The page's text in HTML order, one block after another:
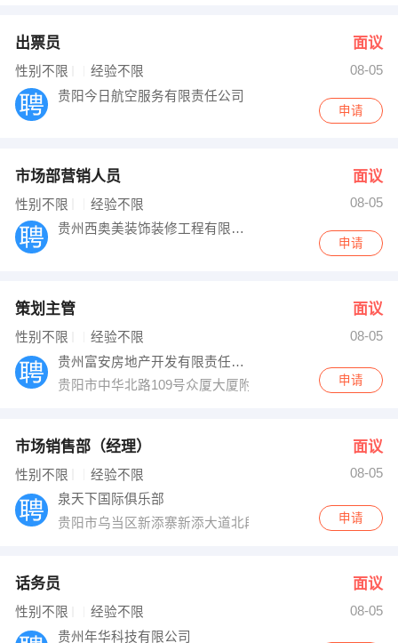
出票员 面议
性别不限 经验不限
08-05
贵阳今日航空服务有限责任公司
申请
市场部营销人员 面议
性别不限 经验不限
08-05
贵州西奥美装饰装修工程有限公司
申请
策划主管 面议
性别不限 经验不限
08-05
贵州富安房地产开发有限责任公司
贵阳市中华北路109号众厦大厦附楼9楼
申请
市场销售部（经理） 面议
性别不限 经验不限
08-05
泉天下国际俱乐部
贵阳市乌当区新添寨新添大道北段197号（万江大厦对面
申请
话务员 面议
性别不限 经验不限
08-05
贵州年华科技有限公司